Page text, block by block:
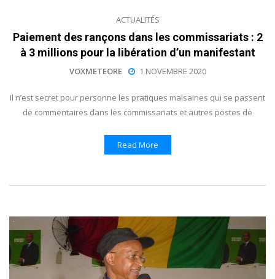
ACTUALITÉS
Paiement des rançons dans les commissariats : 2
à 3 millions pour la libération d’un manifestant
VOXMETEORE 1 NOVEMBRE 2020
Il n’est secret pour personne les pratiques malsaines qui se passent
de commentaires dans les commissariats et autres postes de
Read More